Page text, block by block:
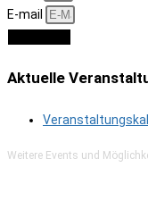
E-mail
Aktuelle
Weitere Events und